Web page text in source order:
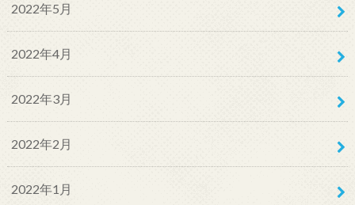
2022年5月
2022年4月
2022年3月
2022年2月
2022年1月